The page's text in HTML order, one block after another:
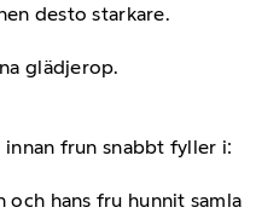
desto starkare.
glädjerop.
innan frun snabbt fyller i:
och hans fru hunnit samla